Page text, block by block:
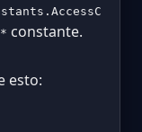
* constante.
esto: